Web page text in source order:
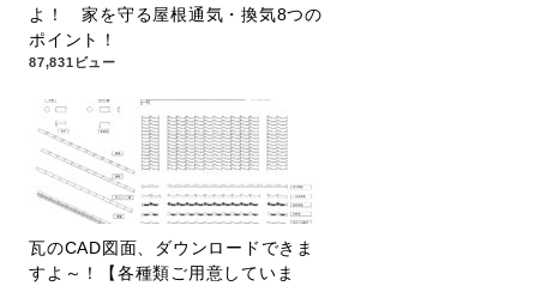
よ！ 家を守る屋根通気・換気8つの
ポイント！
87,831ビュー
瓦のCAD図面、ダウンロードできま
すよ～！【各種類ご用意していま